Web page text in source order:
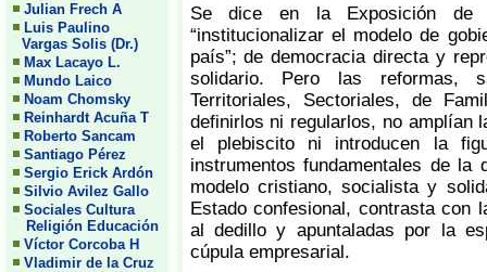
Julian Frech A
Luis Paulino
Vargas Solis (Dr.)
Max Lacayo L.
Mundo Laico
Noam Chomsky
Reinhardt Acuña T
Roberto Sancam
Santiago Pérez
Sergio Erick Ardón
Silvio Avilez Gallo
Sociales Cultura
Religión Educación
Víctor Corcoba H
Vladimir de la Cruz
Se dice en la Exposición de
“institucionalizar el modelo de
país”; de democracia directa y
solidario. Pero las reformas,
Territoriales, Sectoriales, de
definirlos ni regularlos, no amplían
el plebiscito ni introducen la
instrumentos fundamentales de
modelo cristiano, socialista y
Estado confesional, contrasta con
al dedillo y apuntaladas por la
cúpula empresarial.